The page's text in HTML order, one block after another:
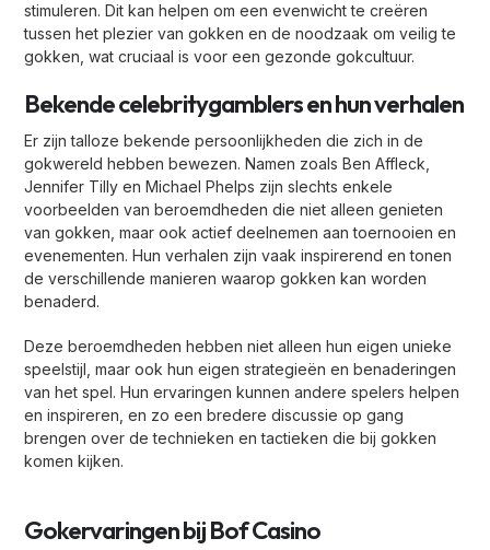
stimuleren. Dit kan helpen om een evenwicht te creëren
tussen het plezier van gokken en de noodzaak om veilig te
gokken, wat cruciaal is voor een gezonde gokcultuur.
Bekende celebritygamblers en hun verhalen
Er zijn talloze bekende persoonlijkheden die zich in de
gokwereld hebben bewezen. Namen zoals Ben Affleck,
Jennifer Tilly en Michael Phelps zijn slechts enkele
voorbeelden van beroemdheden die niet alleen genieten
van gokken, maar ook actief deelnemen aan toernooien en
evenementen. Hun verhalen zijn vaak inspirerend en tonen
de verschillende manieren waarop gokken kan worden
benaderd.
Deze beroemdheden hebben niet alleen hun eigen unieke
speelstijl, maar ook hun eigen strategieën en benaderingen
van het spel. Hun ervaringen kunnen andere spelers helpen
en inspireren, en zo een bredere discussie op gang
brengen over de technieken en tactieken die bij gokken
komen kijken.
Gokervaringen bij Bof Casino